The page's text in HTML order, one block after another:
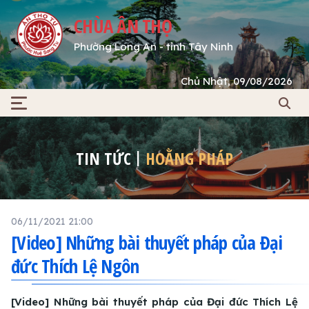
CHÙA ÂN THỌ
Phường Long An - tỉnh Tây Ninh
Chủ Nhật, 09/08/2026
TIN TỨC HOẰNG PHÁP
06/11/2021 21:00
[Video] Những bài thuyết pháp của Đại
đức Thích Lệ Ngôn
[Video] Những bài thuyết pháp của Đại đức Thích Lệ